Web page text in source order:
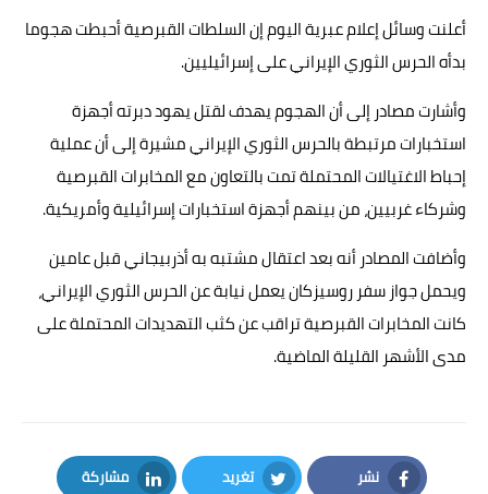
حوادث وقضايا
خدمات
الصحه والجمال
فن المطبخ
مقالات
أعلنت وسائل إعلام عبرية اليوم إن السلطات القبرصية أحبطت هجوما
بدأه الحرس الثوري الإيراني على إسرائيليين.
وأشارت مصادر إلى أن الهجوم يهدف لقتل يهود دبرته أجهزة
استخبارات مرتبطة بالحرس الثوري الإيراني مشيرة إلى أن عملية
إحباط الاغتيالات المحتملة تمت بالتعاون مع المخابرات القبرصية
وشركاء غربيين، من بينهم أجهزة استخبارات إسرائيلية وأمريكية.
وأضافت المصادر أنه بعد اعتقال مشتبه به أذربيجاني قبل عامين
ويحمل جواز سفر روسيزكان يعمل نيابة عن الحرس الثوري الإيراني،
كانت المخابرات القبرصية تراقب عن كثب التهديدات المحتملة على
مدى الأشهر القليلة الماضية.
نشر تغريد مشاركة